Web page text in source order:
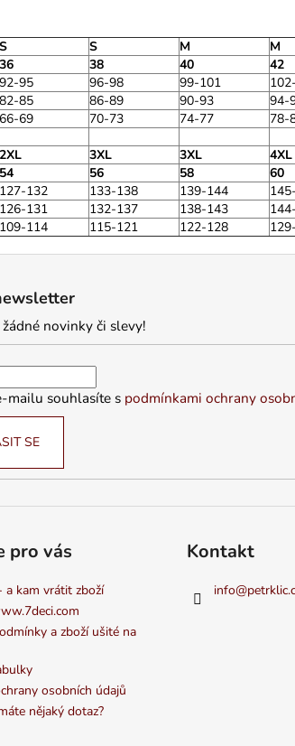
S S M M
36 38 40 42
92-95 96-98 99-101
82-85 86-89 90-93 94-
66-69 70-73 74-77 78-
2XL 3XL 3XL 4XL
54 56 58 60
127-132 133-138 139-144
126-131 132-137 138-143
109-114 115-121 122-128
novinky či slevy!
mailu souhlasíte s podmínkami ochrany
SE
pro vás
a kam vrátit zboží
a zboží ušité na
osobních údajů
nějaký dotaz?
Kontakt
info@